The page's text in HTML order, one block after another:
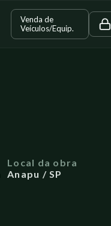
Venda de
Veículos/Equip.
Local da obra
Anapu / SP